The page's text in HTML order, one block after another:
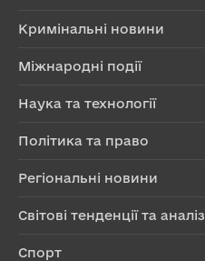
Кримінальні новини
Міжнародні події
Наука та технології
Політика та право
Регіональні новини
Світові тенденції та аналіз
Спорт